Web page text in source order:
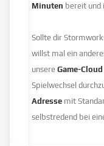
Minuten bereit
Sollte dir
willst mal ein
unsereGame-Cloud
Spielwechsel
Adresse mit
selbstredend bei